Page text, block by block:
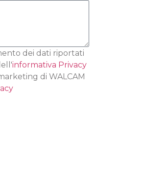
dei dati riportati
informativa Privacy
di WALCAM